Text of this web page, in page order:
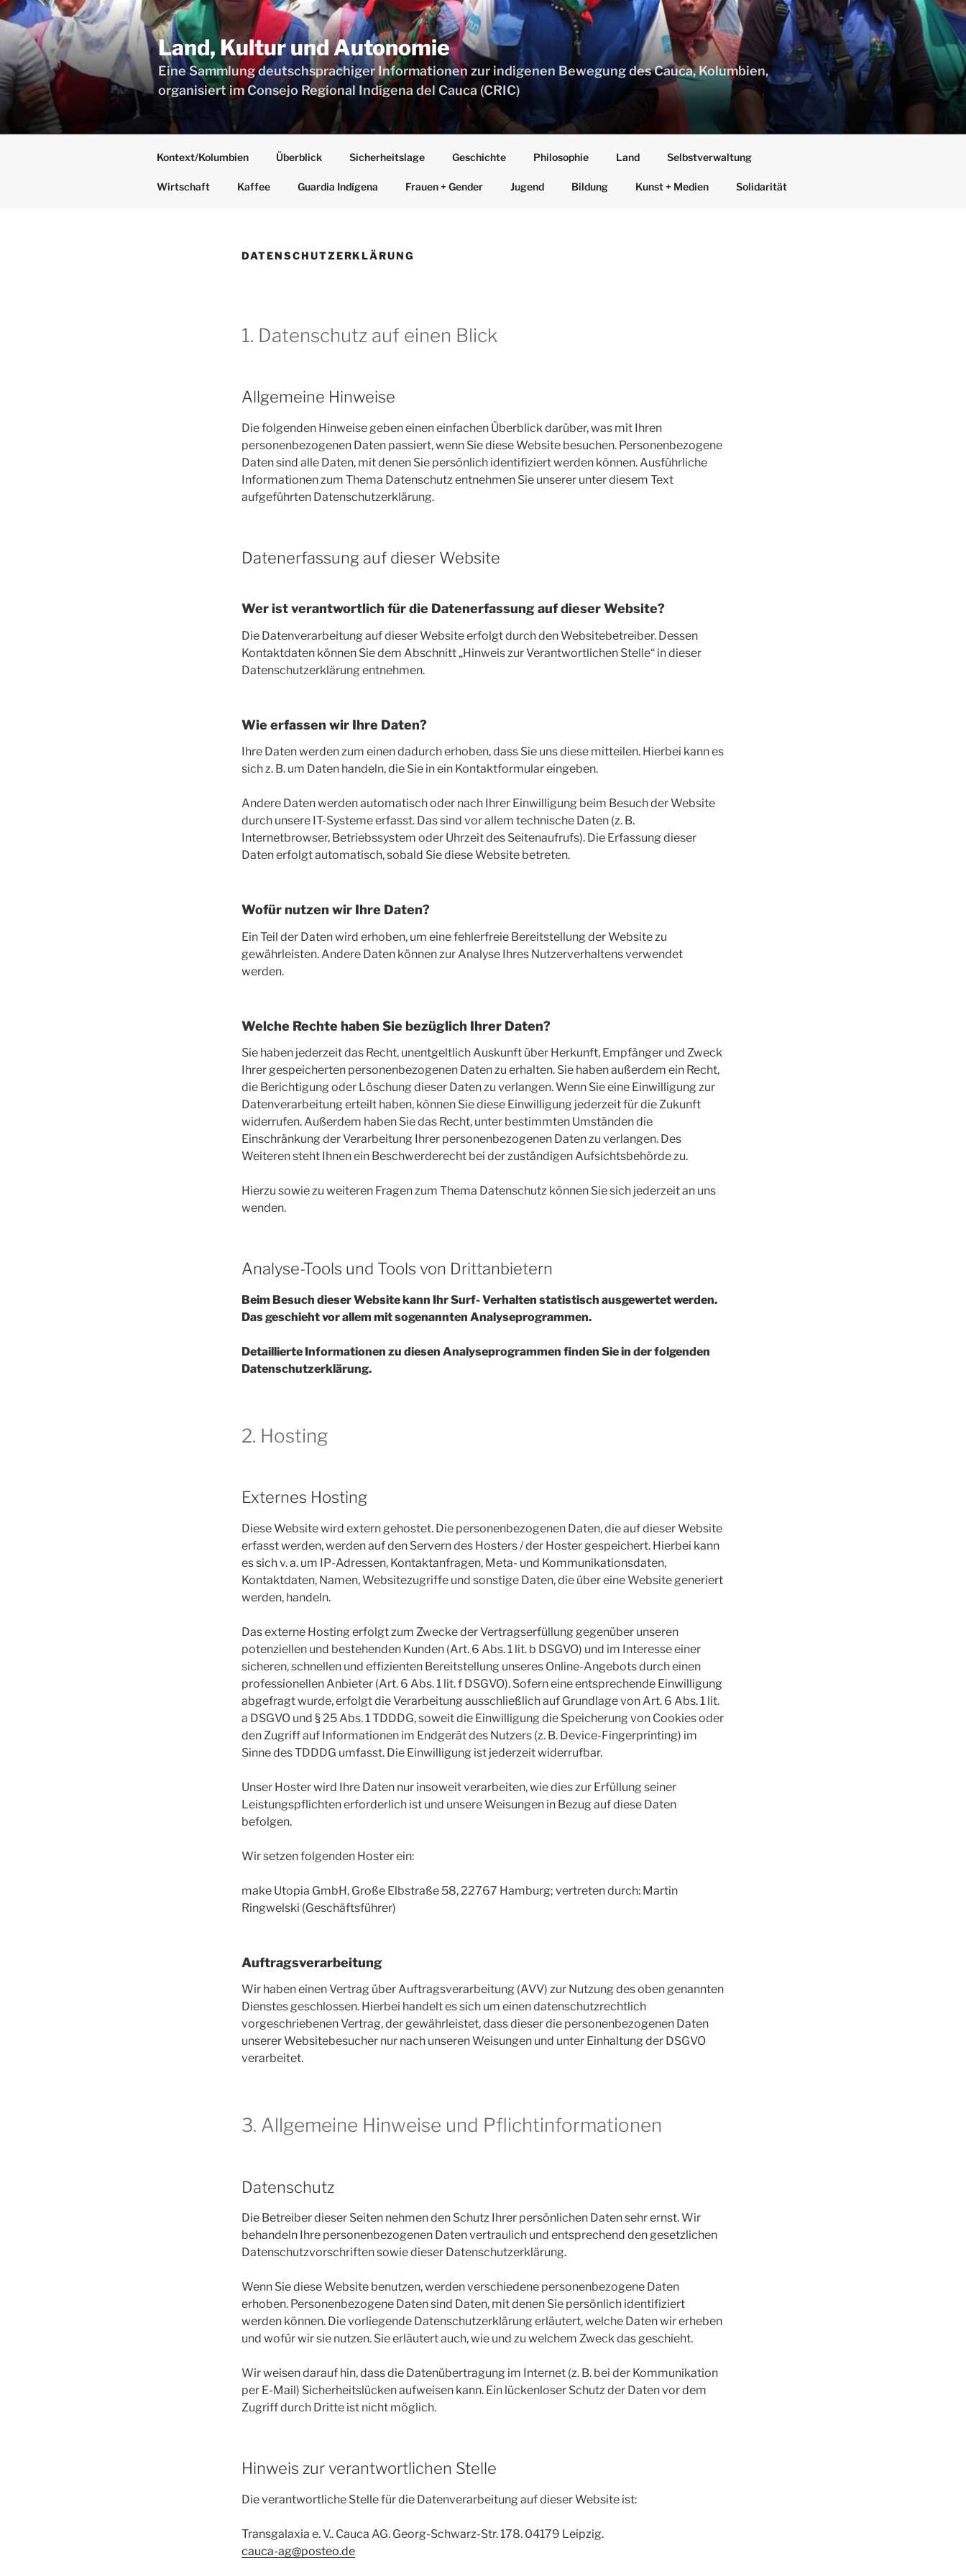
Zum
Inhalt
springen
Land, Kultur und Autonomie
Eine Sammlung deutschsprachiger Informationen zur indigenen Bewegung des Cauca, Kolumbien,
organisiert im Consejo Regional Indígena del Cauca (CRIC)
Kontext/Kolumbien Überblick Sicherheitslage Geschichte Philosophie Land Selbstverwaltung
Wirtschaft Kaffee Guardia Indígena Frauen + Gender Jugend Bildung Kunst + Medien Solidarität
DATENSCHUTZ­ERKLÄRUNG
1. Datenschutz auf einen Blick
Allgemeine Hinweise
Die folgenden Hinweise geben einen einfachen Überblick darüber, was mit Ihren
personenbezogenen Daten passiert, wenn Sie diese Website besuchen. Personenbezogene
Daten sind alle Daten, mit denen Sie persönlich identifiziert werden können. Ausführliche
Informationen zum Thema Datenschutz entnehmen Sie unserer unter diesem Text
aufgeführten Datenschutzerklärung.
Datenerfassung auf dieser Website
Wer ist verantwortlich für die Datenerfassung auf dieser Website?
Die Datenverarbeitung auf dieser Website erfolgt durch den Websitebetreiber. Dessen
Kontaktdaten können Sie dem Abschnitt „Hinweis zur Verantwortlichen Stelle“ in dieser
Datenschutzerklärung entnehmen.
Wie erfassen wir Ihre Daten?
Ihre Daten werden zum einen dadurch erhoben, dass Sie uns diese mitteilen. Hierbei kann es
sich z. B. um Daten handeln, die Sie in ein Kontaktformular eingeben.
Andere Daten werden automatisch oder nach Ihrer Einwilligung beim Besuch der Website
durch unsere IT-Systeme erfasst. Das sind vor allem technische Daten (z. B.
Internetbrowser, Betriebssystem oder Uhrzeit des Seitenaufrufs). Die Erfassung dieser
Daten erfolgt automatisch, sobald Sie diese Website betreten.
Wofür nutzen wir Ihre Daten?
Ein Teil der Daten wird erhoben, um eine fehlerfreie Bereitstellung der Website zu
gewährleisten. Andere Daten können zur Analyse Ihres Nutzerverhaltens verwendet
werden.
Welche Rechte haben Sie bezüglich Ihrer Daten?
Sie haben jederzeit das Recht, unentgeltlich Auskunft über Herkunft, Empfänger und Zweck
Ihrer gespeicherten personenbezogenen Daten zu erhalten. Sie haben außerdem ein Recht,
die Berichtigung oder Löschung dieser Daten zu verlangen. Wenn Sie eine Einwilligung zur
Datenverarbeitung erteilt haben, können Sie diese Einwilligung jederzeit für die Zukunft
widerrufen. Außerdem haben Sie das Recht, unter bestimmten Umständen die
Einschränkung der Verarbeitung Ihrer personenbezogenen Daten zu verlangen. Des
Weiteren steht Ihnen ein Beschwerderecht bei der zuständigen Aufsichtsbehörde zu.
Hierzu sowie zu weiteren Fragen zum Thema Datenschutz können Sie sich jederzeit an uns
wenden.
Analyse-Tools und Tools von Dritt­anbietern
Beim Besuch dieser Website kann Ihr Surf- Verhalten statistisch ausgewertet werden.
Das geschieht vor allem mit sogenannten Analyseprogrammen.
Detaillierte Informationen zu diesen Analyseprogrammen finden Sie in der folgenden
Datenschutzerklärung.
2. Hosting
Externes Hosting
Diese Website wird extern gehostet. Die personenbezogenen Daten, die auf dieser Website
erfasst werden, werden auf den Servern des Hosters / der Hoster gespeichert. Hierbei kann
es sich v. a. um IP-Adressen, Kontaktanfragen, Meta- und Kommunikationsdaten,
Kontaktdaten, Namen, Websitezugriffe und sonstige Daten, die über eine Website generiert
werden, handeln.
Das externe Hosting erfolgt zum Zwecke der Vertragserfüllung gegenüber unseren
potenziellen und bestehenden Kunden (Art. 6 Abs. 1 lit. b DSGVO) und im Interesse einer
sicheren, schnellen und effizienten Bereitstellung unseres Online-Angebots durch einen
professionellen Anbieter (Art. 6 Abs. 1 lit. f DSGVO). Sofern eine entsprechende Einwilligung
abgefragt wurde, erfolgt die Verarbeitung ausschließlich auf Grundlage von Art. 6 Abs. 1 lit.
a DSGVO und § 25 Abs. 1 TDDDG, soweit die Einwilligung die Speicherung von Cookies oder
den Zugriff auf Informationen im Endgerät des Nutzers (z. B. Device-Fingerprinting) im
Sinne des TDDDG umfasst. Die Einwilligung ist jederzeit widerrufbar.
Unser Hoster wird Ihre Daten nur insoweit verarbeiten, wie dies zur Erfüllung seiner
Leistungspflichten erforderlich ist und unsere Weisungen in Bezug auf diese Daten
befolgen.
Wir setzen folgenden Hoster ein:
make Utopia GmbH, Große Elbstraße 58, 22767 Hamburg; vertreten durch: Martin
Ringwelski (Geschäftsführer)
Auftragsverarbeitung
Wir haben einen Vertrag über Auftragsverarbeitung (AVV) zur Nutzung des oben genannten
Dienstes geschlossen. Hierbei handelt es sich um einen datenschutzrechtlich
vorgeschriebenen Vertrag, der gewährleistet, dass dieser die personenbezogenen Daten
unserer Websitebesucher nur nach unseren Weisungen und unter Einhaltung der DSGVO
verarbeitet.
3. Allgemeine Hinweise und Pflicht­informationen
Datenschutz
Die Betreiber dieser Seiten nehmen den Schutz Ihrer persönlichen Daten sehr ernst. Wir
behandeln Ihre personenbezogenen Daten vertraulich und entsprechend den gesetzlichen
Datenschutzvorschriften sowie dieser Datenschutzerklärung.
Wenn Sie diese Website benutzen, werden verschiedene personenbezogene Daten
erhoben. Personenbezogene Daten sind Daten, mit denen Sie persönlich identifiziert
werden können. Die vorliegende Datenschutzerklärung erläutert, welche Daten wir erheben
und wofür wir sie nutzen. Sie erläutert auch, wie und zu welchem Zweck das geschieht.
Wir weisen darauf hin, dass die Datenübertragung im Internet (z. B. bei der Kommunikation
per E-Mail) Sicherheitslücken aufweisen kann. Ein lückenloser Schutz der Daten vor dem
Zugriff durch Dritte ist nicht möglich.
Hinweis zur verantwortlichen Stelle
Die verantwortliche Stelle für die Datenverarbeitung auf dieser Website ist:
Transgalaxia e. V.. Cauca AG. Georg-Schwarz-Str. 178. 04179 Leipzig.
cauca-ag@posteo.de